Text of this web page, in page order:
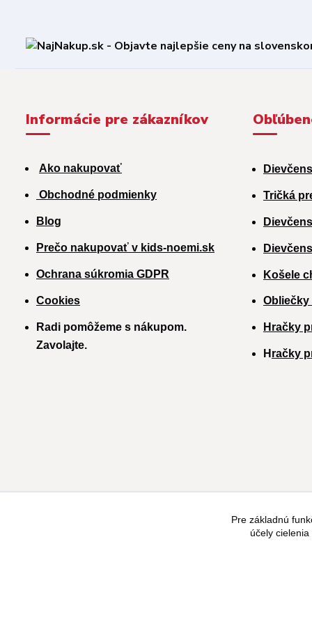
Informácie pre zákazníkov
Ako nakupovať
Obchodné podmienky
Blog
Prečo nakupovať v kids-noemi.sk
Ochrana súkromia GDPR
Cookies
Radi pomôžeme s nákupom.
Zavolajte.
Tričká
Košele
Hračky
H račky
Pre základnú
účely